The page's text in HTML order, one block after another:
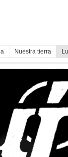
Nuestra tierra